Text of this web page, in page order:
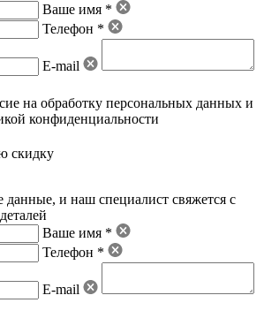
Ваше имя *
Телефон *
E-mail
на обработку персональных данных и
конфиденциальности
скидку
данные, и наш специалист свяжется с
Ваше имя *
Телефон *
E-mail